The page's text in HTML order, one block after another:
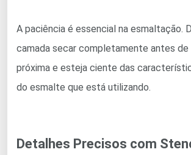
A paciência é essencial na esmaltação.
camada secar completamente antes de
próxima e esteja ciente das
do esmalte que está utilizando.
Detalhes Precisos com